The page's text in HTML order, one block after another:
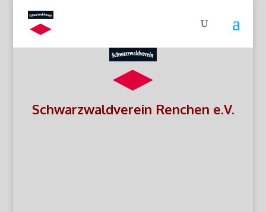
Schwarzwaldverein Renchen e.V.